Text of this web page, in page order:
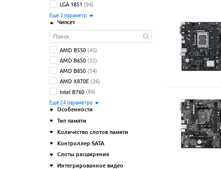
LGA 1851 (94)
Ещё 1 параметр
Чипсет
AMD B550 (45)
AMD B650 (32)
AMD B850 (54)
AMD X870E (26)
Intel B760 (84)
Ещё 24параметрa
Особенности
подсветка
предустановленный процессор
радиатор на подсистеме питания
(мосфетах) (370)
разъёмы со скрытым
Тип памяти
DDR3 (1)
DDR3 SO-DIMM (1)
DDR4 (136)
DDR5 (360)
Количество слотов памяти
2 (181)
4 (320)
Контроллер SATA
SATA-II (3 Гб/с) (2)
SATA-III (6 Гб/с) (499)
Слоты расширения
PCI-E 3.0 x16 (156)
Интегрированное видео